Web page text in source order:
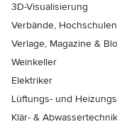
3D-Visualisierung
Verbände,
Verlage, Magazine &
Weinkeller
Elektriker
Lüftungs- und
Klär- & Abwassertechnik